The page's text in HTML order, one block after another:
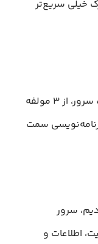
خیلی سریع‌تر
بک‌اند یا همان توسعه‌ی وب در سمت سرور، از ۳ مولفه
سمت
سرور
اطلاعات و